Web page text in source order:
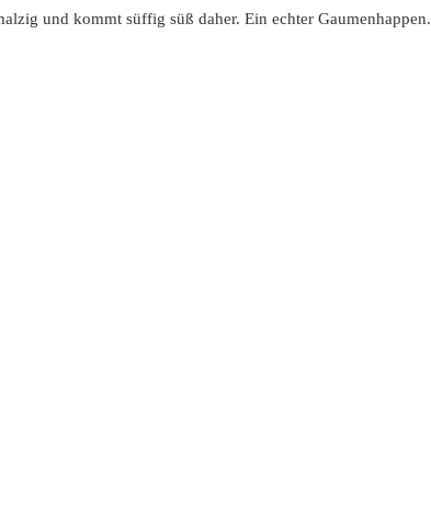
und kommt süffig süß daher. Ein echter Gaumenhappen.